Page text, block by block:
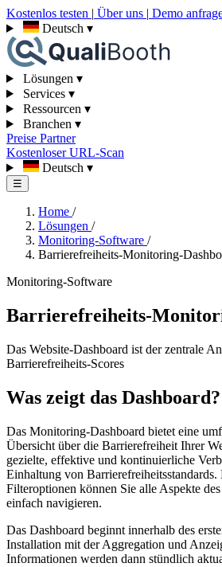
Kostenlos testen | Über uns | Demo
Deutsch ▾
Lösungen ▾
Services ▾
Ressourcen ▾
Branchen ▾
Preise Partner
Kostenloser URL-Scan
Deutsch ▾
☰
Home /
Lösungen /
Monitoring-Software /
Barrierefreiheits-Monitoring-
Monitoring-Software
Barrierefreiheits-
Das Website-Dashboard ist der zentrale
Barrierefreiheits-Scores
Was zeigt das Dashboard?
Das Monitoring-Dashboard bietet eine
Übersicht über die Barrierefreiheit Ihrer
gezielte, effektive und kontinuierliche
Einhaltung von
Filteroptionen können Sie alle Aspekte
einfach navigieren.
Das Dashboard beginnt innerhalb des
Installation mit der Aggregation und
Informationen werden dann stündlich